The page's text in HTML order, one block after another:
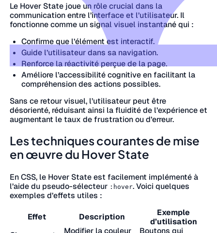
Le Hover State joue un rôle crucial dans la
communication entre l’interface et l’utilisateur. Il
fonctionne comme un signal visuel instantané qui :
Confirme que l’élément est interactif.
Guide l’utilisateur dans sa navigation.
Renforce la réactivité perçue de la page.
Améliore l’accessibilité cognitive en facilitant la
compréhension des actions possibles.
Sans ce retour visuel, l’utilisateur peut être
désorienté, réduisant ainsi la fluidité de l’expérience et
augmentant le taux de frustration ou d’erreur.
Les techniques courantes de mise
en œuvre du Hover State
En CSS, le Hover State est facilement implémenté à
l’aide du pseudo-sélecteur :hover. Voici quelques
exemples d’effets utiles :
Effet Description
Exemple
d’utilisation
Modifier la couleur
Boutons qui